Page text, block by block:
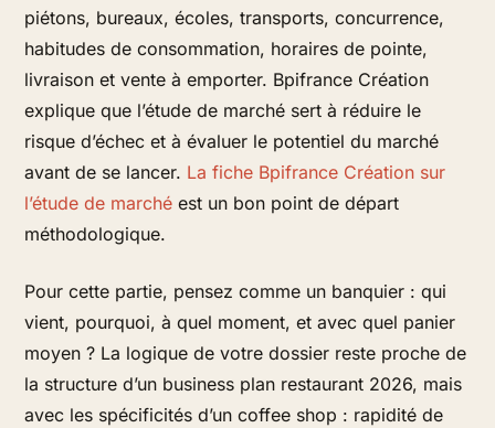
piétons, bureaux, écoles, transports, concurrence,
habitudes de consommation, horaires de pointe,
livraison et vente à emporter. Bpifrance Création
explique que l’étude de marché sert à réduire le
risque d’échec et à évaluer le potentiel du marché
avant de se lancer. La fiche Bpifrance Création sur
l’étude de marché est un bon point de départ
méthodologique.
Pour cette partie, pensez comme un banquier : qui
vient, pourquoi, à quel moment, et avec quel panier
moyen ? La logique de votre dossier reste proche de
la structure d’un business plan restaurant 2026, mais
avec les spécificités d’un coffee shop : rapidité de